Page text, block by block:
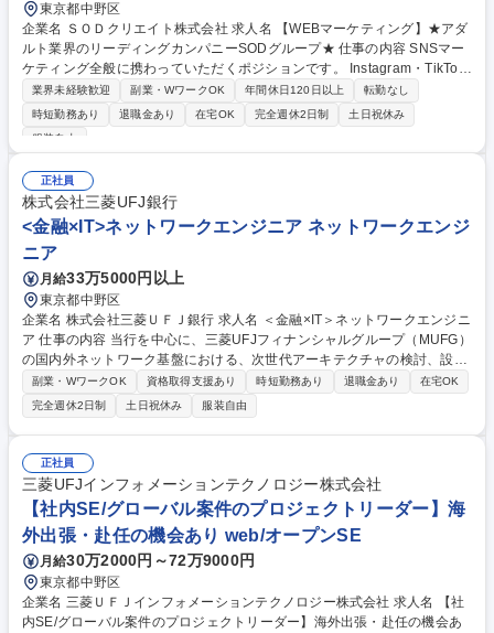
東京都中野区
企業名 ＳＯＤクリエイト株式会社 求人名 【WEBマーケティング】★アダ
ルト業界のリーディングカンパニーSODグループ★ 仕事の内容 SNSマー
ケティング全般に携わっていただくポジションです。 Instagram・TikTo
k・YouTubeといった主要プラットフォームを対象に、企画立案から動画
制作、投稿、効果検証まで一連の流れを幅広く担当していただきます。 ■
SNSマーケティングの企画・実行 ■トレンドを反映した施策立案とアカウ
Bマーケティング】★アダルト業界のリーディングカンパニーSODグルー
プ★
業界未経験歓迎 副業・WワークOK 年間休日120日以上
転勤なし
時短勤務あり
退職金あり 在宅OK 完全週休2日制
土日祝休み
服装自由
正社員
株式会社三菱UFJ銀行
<金融×IT>ネットワークエンジニア ネットワークエンジ
ニア
月給33万5000円以上
東京都中野区
企業名 株式会社三菱ＵＦＪ銀行 求人名 ＜金融×IT＞ネットワークエンジニ
ア 仕事の内容 当行を中心に、三菱UFJフィナンシャルグループ（MUFG）
の国内外ネットワーク基盤における、次世代アーキテクチャの検討、設
計・開発・構築、効率化・自動化を推進します。 具体的には下記のような
業務を想定しています。 ・MUFGグループ向け国内外ネットワーク基盤に
関する企画・設計・開発・構築業務。 ・次世代ネットワークアーキテクチ
ャの検討、自動化・効率化を通じた基盤高度化の推進。 ・プロジェクトマ
ネージャーとしての案件推進、関係各所・ベンダー調整、現行環境の改善
および必要に応じた内製対応。 募集職種 ＜金融×IT＞ネットワークエンジ
ニア
副業・WワークOK 資格取得支援あり 時短勤務あり 退職金あり
在宅OK
完全週休2日制
土日祝休み 服装自由
正社員
三菱UFJインフォメーションテクノロジー株式会社
【社内SE/グローバル案件のプロジェクトリーダー】海
外出張・赴任の機会あり web/オープンSE
月給30万2000円～72万9000円
東京都中野区
企業名 三菱ＵＦＪインフォメーションテクノロジー株式会社 求人名 【社
内SE/グローバル案件のプロジェクトリーダー】海外出張・赴任の機会あ